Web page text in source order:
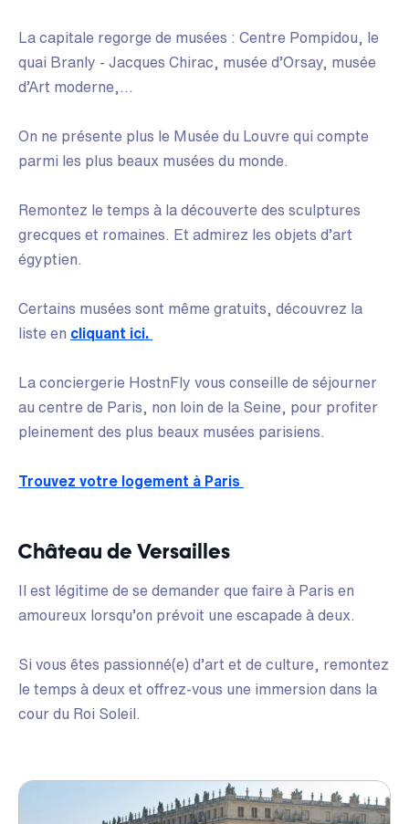
La capitale regorge de musées : Centre Pompidou, le
quai Branly - Jacques Chirac, musée d’Orsay, musée
d’Art moderne,...
On ne présente plus le Musée du Louvre qui compte
parmi les plus beaux musées du monde.
Remontez le temps à la découverte des sculptures
grecques et romaines. Et admirez les objets d’art
égyptien.
Certains musées sont même gratuits, découvrez la
liste en cliquant ici.
La conciergerie HostnFly vous conseille de séjourner
au centre de Paris, non loin de la Seine, pour profiter
pleinement des plus beaux musées parisiens.
Trouvez votre logement à Paris
Château de Versailles
Il est légitime de se demander que faire à Paris en
amoureux lorsqu’on prévoit une escapade à deux.
Si vous êtes passionné(e) d’art et de culture, remontez
le temps à deux et offrez-vous une immersion dans la
cour du Roi Soleil.